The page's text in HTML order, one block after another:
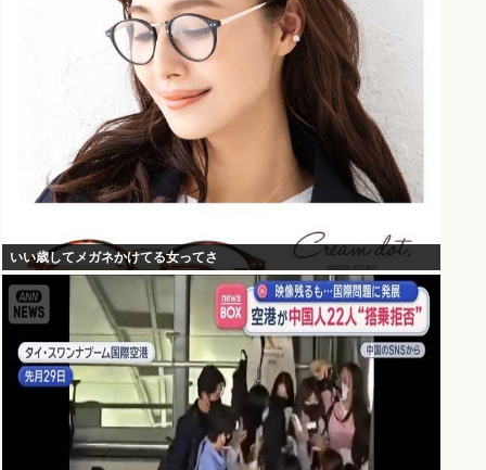
いい歳してメガネかけてる女ってさ